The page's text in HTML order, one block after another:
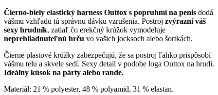
Čierno-biely elastický harness Outtox s popruhmi na penis dodá
vášmu vzhľadu tú správnu dávku vzrušenia. Postroj zvýrazní váš
sexy hrudník, zatiaľ čo erekčný krúžok vymodeluje
neprehliadnuteľnú hrču vo vašich jocksoch alebo šortkách.
Čierne plastové krúžky zabezpečujú, že sa postroj ľahko prispôsobí
vášmu telu a skvele sedí. Sexy detail v podobe loga Outtox na hrudi.
Ideálny kúsok na párty alebo rande.
Materiál: 21 % polyester, 48 % polyamid, 31 % elastan.